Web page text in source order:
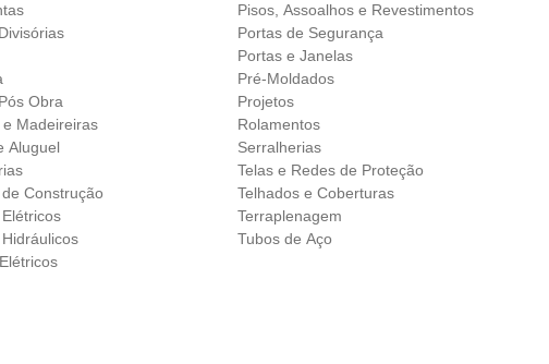
Obra
Madeireiras
Aluguel
Construção
Pisos, Assoalhos e Revestimentos
Portas de Segurança
Portas e Janelas
Pré-Moldados
Projetos
Rolamentos
Serralherias
Telas e Redes de Proteção
Telhados e Coberturas
Terraplenagem
Tubos de Aço